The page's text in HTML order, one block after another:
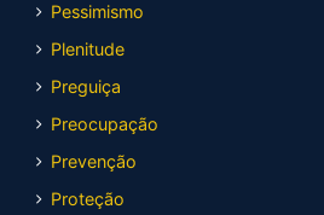
Pessimismo
Plenitude
Preguiça
Preocupação
Prevenção
Proteção